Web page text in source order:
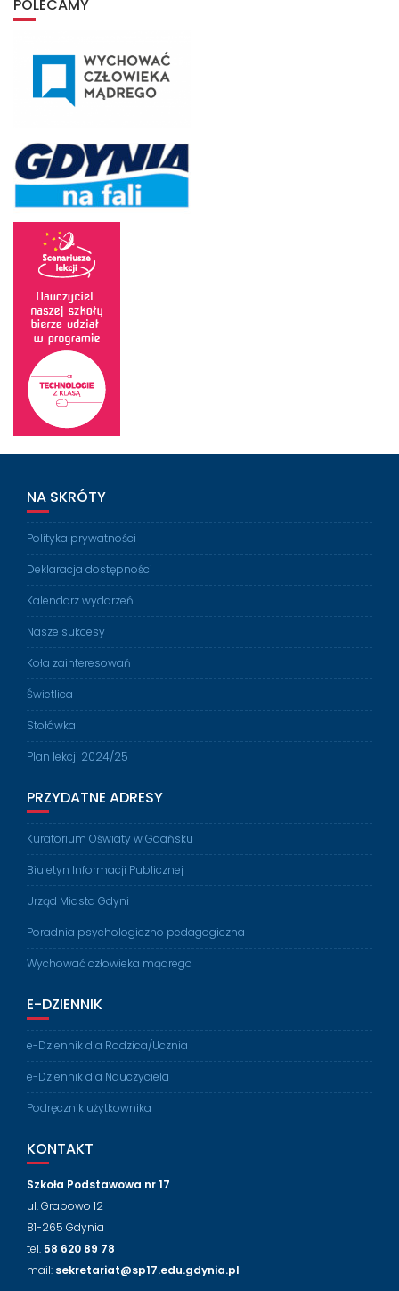
POLECAMY
NA SKRÓTY
Polityka prywatności
Deklaracja dostępności
Kalendarz wydarzeń
Nasze sukcesy
Koła zainteresowań
Świetlica
Stołówka
Plan lekcji 2024/25
PRZYDATNE ADRESY
Kuratorium Oświaty w Gdańsku
Biuletyn Informacji Publicznej
Urząd Miasta Gdyni
Poradnia psychologiczno pedagogiczna
Wychować człowieka mądrego
E-DZIENNIK
e-Dziennik dla Rodzica/Ucznia
e-Dziennik dla Nauczyciela
Podręcznik użytkownika
KONTAKT
Szkoła Podstawowa nr 17
ul. Grabowo 12
81-265 Gdynia
tel. 58 620 89 78
mail: sekretariat@sp17.edu.gdynia.pl